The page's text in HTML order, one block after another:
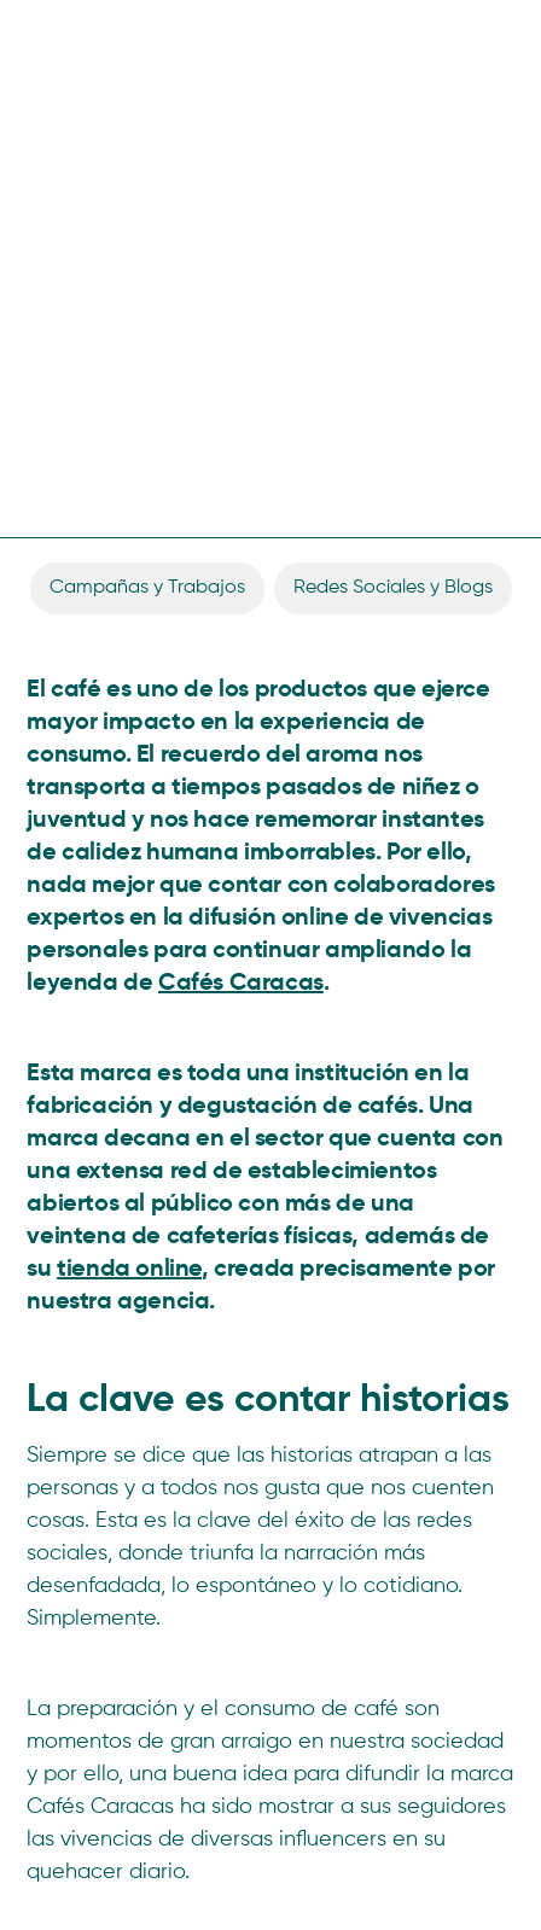
Campañas y Trabajos Redes Sociales y Blogs
El café es uno de los productos que ejerce
mayor impacto en la experiencia de
consumo. El recuerdo del aroma nos
transporta a tiempos pasados de niñez o
juventud y nos hace rememorar instantes
de calidez humana imborrables. Por ello,
nada mejor que contar con colaboradores
expertos en la difusión online de vivencias
personales para continuar ampliando la
leyenda deCafés Caracas.
Esta marca es toda una institución en la
fabricación y degustación de cafés. Una
marca decana en el sector que cuenta con
una extensa red de establecimientos
abiertos al público con más de una
veintena de cafeterías físicas, además de
sutienda online, creada precisamente por
nuestra agencia.
La clave es contar historias
Siempre se dice que las historias atrapan a las
personas y a todos nos gusta que nos cuenten
cosas. Esta es la clave del éxito de las redes
sociales, donde triunfa la narración más
desenfadada, lo espontáneo y lo cotidiano.
Simplemente.
La preparación y el consumo de café son
momentos de gran arraigo en nuestra sociedad
y por ello, una buena idea para difundir la marca
Cafés Caracas ha sido mostrar a sus seguidores
las vivencias de diversas influencers en su
quehacer diario.